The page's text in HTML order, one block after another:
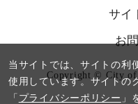
サイ
お
Copyright © City of
当サイトでは、サイトの利
使用しています。サイトの
「 プライバシーポリシー 」